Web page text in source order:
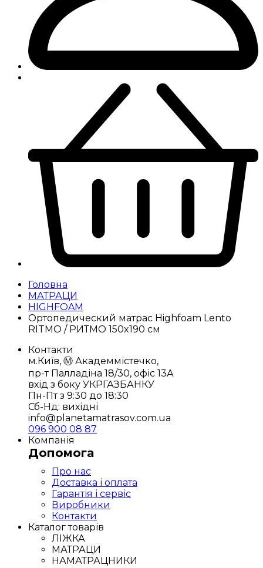
Головна
МАТРАЦИ
HIGHFOAM
Ортопедический матрас Highfoam Lento
RITMO / РИТМО 150x190 см
Контакти
м.Київ, Ⓜ️ Академмістечко,
пр-т Палладіна 18/30, офіс 13А
вхід з боку УКРГАЗБАНКУ
Пн-Пт з 9:30 до 18:30
Сб-Нд: вихідні
info@planetamatrasov.com.ua
096 900 08 87
Компанія
Допомога
Про нас
Доставка і оплата
Гарантія і сервіс
Виробники
Контакти
Каталог товарів
ЛІЖКА
МАТРАЦИ
НАМАТРАЦНИКИ